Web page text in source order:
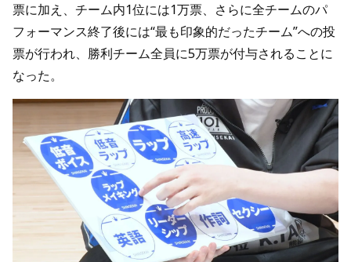
票に加え、チーム内1位には1万票、さらに全チームのパ
フォーマンス終了後には“最も印象的だったチーム”への投
票が行われ、勝利チーム全員に5万票が付与されることに
なった。